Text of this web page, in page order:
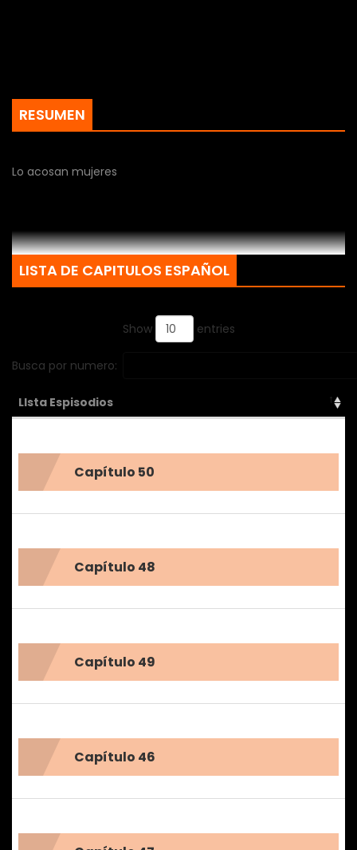
RESUMEN
Lo acosan mujeres
LISTA DE CAPITULOS ESPAÑOL
Show entries
Busca por numero:
LIsta Espisodios
Capítulo 50
Capítulo 48
Capítulo 49
Capítulo 46